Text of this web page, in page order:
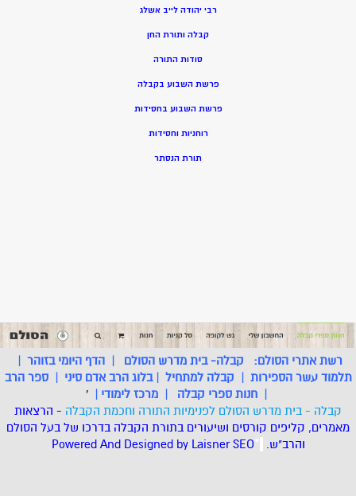
רבי יהודה לייב אשלג
קבלה ותורת החן
סודות התורה
פרשת השבוע בקבלה
פרשת השבוע בחסידות
רוחניות וחסידות
תורת הנסתר
רשת אתרי הסולם: קבלה- בית מדרש הסולם |הדף היומי בזוהר
תלמוד עשר הספירות
קבלה למתחיל |בלוג הרב אדם סיני |ספר הרב
חנות ספרי קבלה מרכז לימודי
'
קבלה - בית מדרש הסולם לפנימיות התורה וחכמת הקבלה - הרצאות
מאמרים, קליפים קורסים ושיעורים בתורת הקבלה בדרכו של בעל הסולם
והרב"ש. *
Powered And Designed by LaisnerSEO